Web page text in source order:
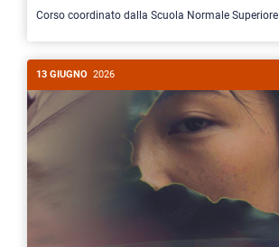
Corso coordinato dalla Scuola Normale Superiore
13 GIUGNO 2026